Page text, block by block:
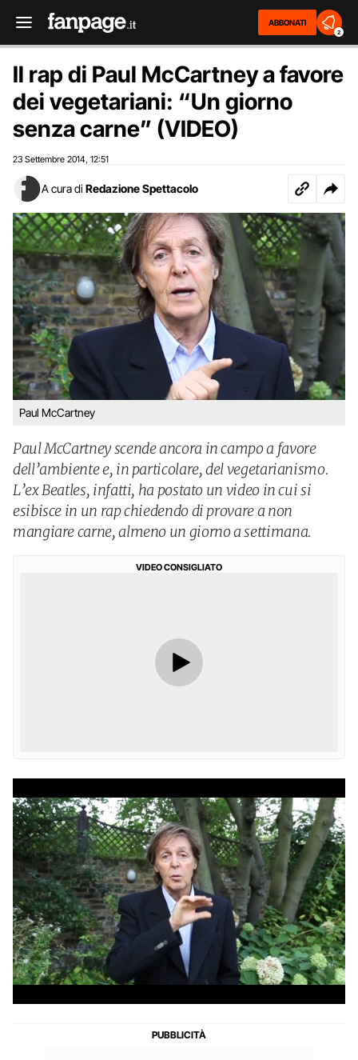
ABBONATI
2
Il rap di Paul McCartney a favore
dei vegetariani: “Un giorno
senza carne” (VIDEO)
23 Settembre 2014 12:51
A cura di Redazione Spettacolo
Paul McCartney
Paul McCartney scende ancora in campo a favore
dell’ambiente e, in particolare, del vegetarianismo.
L’ex Beatles, infatti, ha postato un video in cui si
esibisce in un rap chiedendo di provare a non
mangiare carne, almeno un giorno a settimana.
VIDEO CONSIGLIATO